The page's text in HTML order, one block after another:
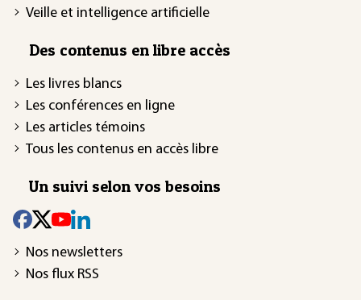
Veille et intelligence artificielle
Des contenus en libre accès
Les livres blancs
Les conférences en ligne
Les articles témoins
Tous les contenus en accès libre
Un suivi selon vos besoins
Nos newsletters
Nos flux RSS